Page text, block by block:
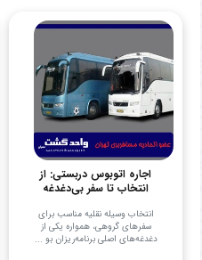
اجاره اتوبوس دربستی: از
انتخاب تا سفر بی‌دغدغه
انتخاب وسیله نقلیه مناسب برای
سفرهای گروهی، همواره یکی از
دغدغه‌های اصلی برنامه‌ریزان بو ...